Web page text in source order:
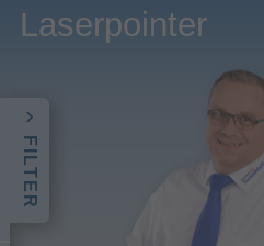
FILTER
Laserpointer